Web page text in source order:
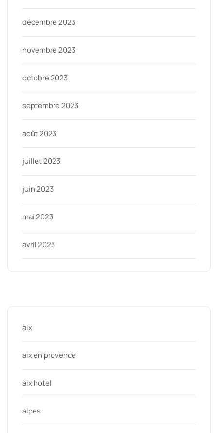
décembre 2023
novembre 2023
octobre 2023
septembre 2023
août 2023
juillet 2023
juin 2023
mai 2023
avril 2023
aix
aix en provence
aix hotel
alpes